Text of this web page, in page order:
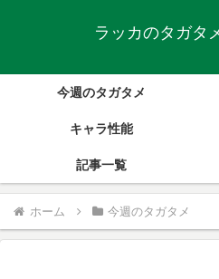
ラッカのタガタ
今週のタガタメ
キャラ性能
記事一覧
ホーム 今週のタガタメ